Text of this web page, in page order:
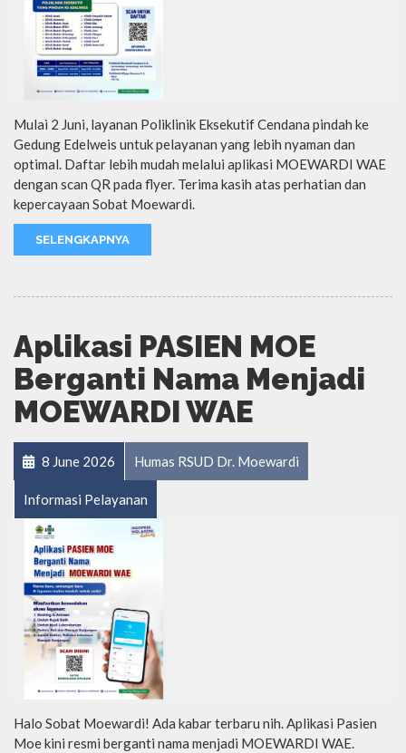
Mulai 2 Juni, layanan Poliklinik Eksekutif Cendana pindah ke
Gedung Edelweis untuk pelayanan yang lebih nyaman dan
optimal. Daftar lebih mudah melalui aplikasi MOEWARDI WAE
dengan scan QR pada flyer. Terima kasih atas perhatian dan
kepercayaan Sobat Moewardi.
SELENGKAPNYA
Aplikasi PASIEN MOE
Berganti Nama Menjadi
MOEWARDI WAE
8 June 2026 Humas RSUD Dr. Moewardi
Informasi Pelayanan
Halo Sobat Moewardi! Ada kabar terbaru nih. Aplikasi Pasien
Moe kini resmi berganti nama menjadi MOEWARDI WAE.